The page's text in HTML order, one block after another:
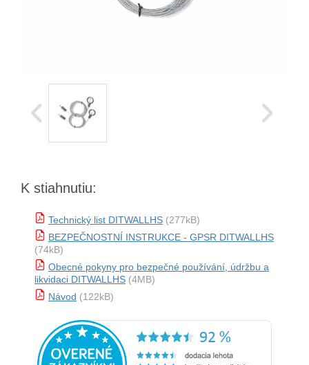
K stiahnutiu:
Technický list DITWALLHS (277kB)
BEZPEČNOSTNÍ INSTRUKCE - GPSR DITWALLHS
(74kB)
Obecné pokyny pro bezpečné používání, údržbu a
likvidaci DITWALLHS (4MB)
Návod (122kB)